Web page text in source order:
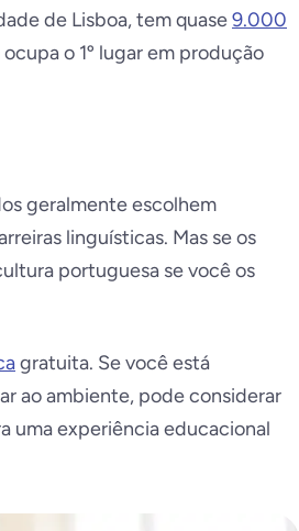
de Lisboa, tem quase9.000
o 1º lugar em produção
geralmente escolhem
linguísticas. Mas se os
portuguesa se você os
gratuita. Se você está
ao ambiente, pode considerar
uma experiência educacional